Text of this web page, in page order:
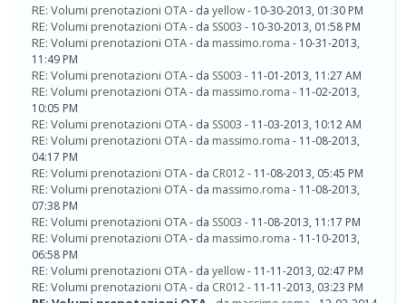
RE: Volumi prenotazioni OTA- da yellow- 10-30-2013, 01:30 PM
RE: Volumi prenotazioni OTA- da SS003 - 10-30-2013, 01:58 PM
RE: Volumi prenotazioni OTA- da massimo.roma - 10-31-2013,
11:49 PM
RE: Volumi prenotazioni OTA- da SS003 - 11-01-2013, 11:27 AM
RE: Volumi prenotazioni OTA- da massimo.roma - 11-02-2013,
10:05 PM
RE: Volumi prenotazioni OTA- da SS003 - 11-03-2013, 10:12 AM
RE: Volumi prenotazioni OTA- da massimo.roma - 11-08-2013,
04:17 PM
RE: Volumi prenotazioni OTA- da CR012- 11-08-2013, 05:45 PM
RE: Volumi prenotazioni OTA- da massimo.roma - 11-08-2013,
07:38 PM
RE: Volumi prenotazioni OTA- da SS003 - 11-08-2013, 11:17 PM
RE: Volumi prenotazioni OTA- da massimo.roma - 11-10-2013,
06:58 PM
RE: Volumi prenotazioni OTA- da yellow- 11-11-2013, 02:47 PM
RE: Volumi prenotazioni OTA- da CR012- 11-11-2013, 03:23 PM